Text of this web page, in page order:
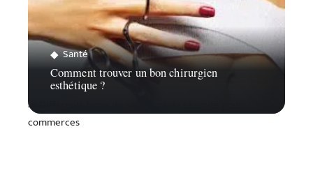
Santé
Comment trouver un bon chirurgien
esthétique ?